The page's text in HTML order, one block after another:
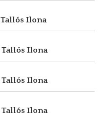
Tallós Ilona
Tallós Ilona
Tallós Ilona
Tallós Ilona